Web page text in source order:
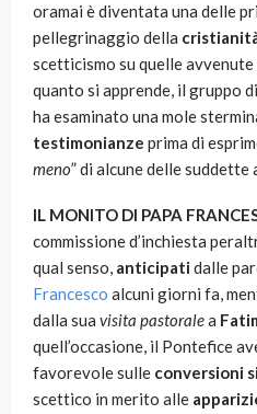
oramai è diventata una delle
pellegrinaggio della
scetticismo su quelle avvenute
quanto si apprende, il gruppo
ha esaminato una mole
testimonianze prima di
meno” di alcune delle suddette
IL MONITO DI PAPA
commissione d’inchiesta
qual senso, anticipatidalle
Francesco alcuni giorni fa,
dalla sua visita pastoralea
quell’occasione, il Pontefice
favorevole sulle conversioni
scettico in merito alle